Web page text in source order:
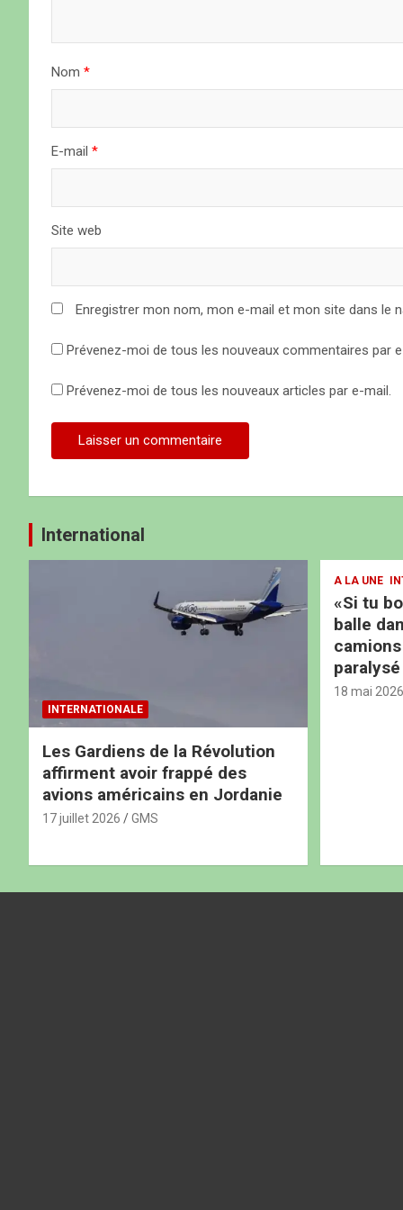
Nom *
E-mail *
Site web
Enregistrer mon nom, mon e-mail et mon site dans le
Prévenez-moi de tous les nouveaux commentaires par
Prévenez-moi de tous les nouveaux articles par e-mail.
International
INTERNATIONALE
Les Gardiens de la Révolution
affirment avoir frappé des
avions américains en Jordanie
17 juillet 2026 GMS
A LA UNE
«Si tu
balle
18 mai 2026